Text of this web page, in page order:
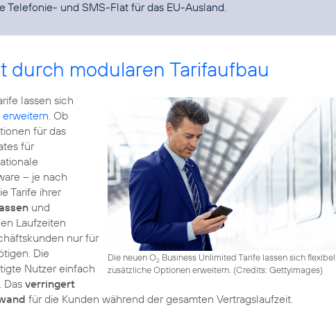
Telefonie- und SMS-Flat für das EU-Ausland.
durch modularen Tarifaufbau
Die neuen O2Business Unlimited Tarife lassen sich
zusätzliche Optionen erweitern. (Credits: Gettyimages)
lassen sich
. Ob
für das
für
– je nach
Tarife ihrer
und
Laufzeiten
nur für
Die
Nutzer einfach
Das verringert
für die Kunden während der gesamten Vertragslaufzeit.